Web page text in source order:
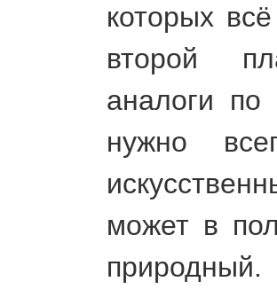
которых
второй
аналоги
нужно
может в
природный.